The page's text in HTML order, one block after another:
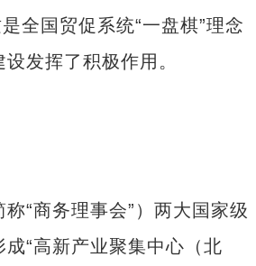
全国贸促系统“一盘棋”理念
发挥了积极作用。
商务理事会”）两大国家级
“高新产业聚集中心（北